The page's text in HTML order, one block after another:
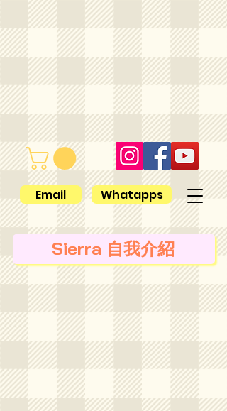
Email Whatapps
Sierra 自我介紹